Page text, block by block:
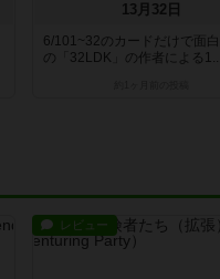
13月32日
6/101~32のカードだけで面白
の「32LDK」の作者による1...
レビュー